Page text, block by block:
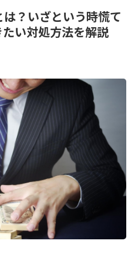
？いざという時慌て
い対処方法を解説